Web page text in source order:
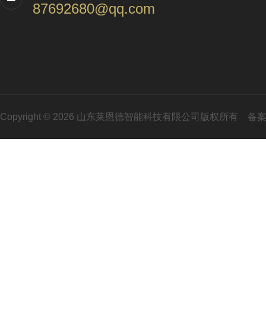
87692680@qq.com
Copyright © 2026 山东莱恩德智能科技有限公司版权所有 备